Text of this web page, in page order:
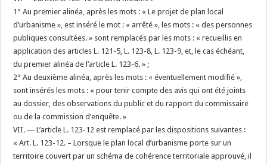
1° Au premier alinéa, après les mots : « Le projet de plan local
d’urbanisme », est inséré le mot : « arrêté », les mots : « des personnes
publiques consultées. » sont remplacés par les mots : « recueillis en
application des articles L. 121-5, L. 123-8, L. 123-9, et, le cas échéant,
du premier alinéa de l’article L. 123-6. » ;
2° Au deuxième alinéa, après les mots : « éventuellement modifié »,
sont insérés les mots : « pour tenir compte des avis qui ont été joints
au dossier, des observations du public et du rapport du commissaire
ou de la commission d’enquête. »
VII. ― L’article L. 123-12 est remplacé par les dispositions suivantes :
« Art. L. 123-12. – Lorsque le plan local d’urbanisme porte sur un
territoire couvert par un schéma de cohérence territoriale approuvé, il